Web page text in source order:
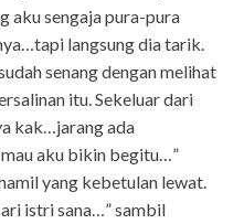
aku sengaja pura-pura
langsung dia tarik.
senang dengan melihat
itu. Sekeluar dari
kak…jarang ada
aku bikin begitu…”
yang kebetulan lewat.
istri sana…” sambil